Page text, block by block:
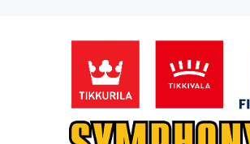
содержимому